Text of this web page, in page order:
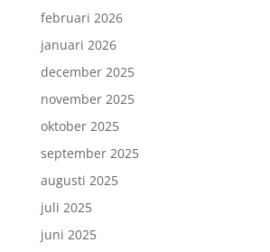
februari 2026
januari 2026
december 2025
november 2025
oktober 2025
september 2025
augusti 2025
juli 2025
juni 2025